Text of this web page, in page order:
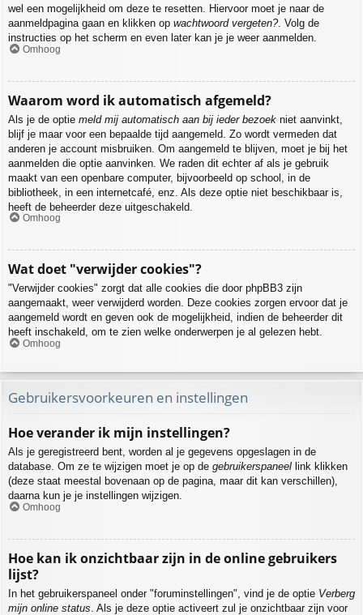
wel een mogelijkheid om deze te resetten. Hiervoor moet je naar de
aanmeldpagina gaan en klikken op wachtwoord vergeten?. Volg de
instructies op het scherm en even later kan je je weer aanmelden.
Omhoog
Waarom word ik automatisch afgemeld?
Als je de optie meld mij automatisch aan bij ieder bezoek niet aanvinkt,
blijf je maar voor een bepaalde tijd aangemeld. Zo wordt vermeden dat
anderen je account misbruiken. Om aangemeld te blijven, moet je bij het
aanmelden die optie aanvinken. We raden dit echter af als je gebruik
maakt van een openbare computer, bijvoorbeeld op school, in de
bibliotheek, in een internetcafé, enz. Als deze optie niet beschikbaar is,
heeft de beheerder deze uitgeschakeld.
Omhoog
Wat doet "verwijder cookies"?
"Verwijder cookies" zorgt dat alle cookies die door phpBB3 zijn
aangemaakt, weer verwijderd worden. Deze cookies zorgen ervoor dat je
aangemeld wordt en geven ook de mogelijkheid, indien de beheerder dit
heeft inschakeld, om te zien welke onderwerpen je al gelezen hebt.
Omhoog
Gebruikersvoorkeuren en instellingen
Hoe verander ik mijn instellingen?
Als je geregistreerd bent, worden al je gegevens opgeslagen in de
database. Om ze te wijzigen moet je op de gebruikerspaneel link klikken
(deze staat meestal bovenaan op de pagina, maar dit kan verschillen),
daarna kun je je instellingen wijzigen.
Omhoog
Hoe kan ik onzichtbaar zijn in de online gebruikers
lijst?
In het gebruikerspaneel onder "foruminstellingen", vind je de optie Verberg
mijn online status . Als je deze optie activeert zul je onzichtbaar zijn voor